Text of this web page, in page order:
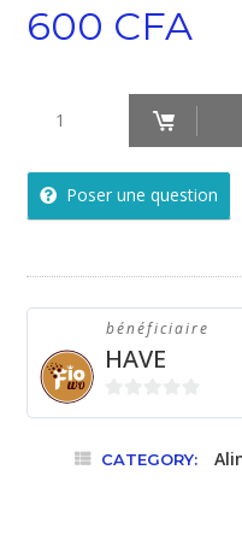
600 CFA
souchet
croissance
300g
quantity
Poser une question
bénéficiaire
HAVE
5
CATEGORY: